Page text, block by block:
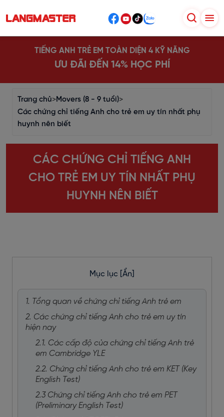
TIẾNG ANH TRẺ EM TOÀN DIỆN 4 KỸ NĂNG
ƯU ĐÃI ĐẾN 14% HỌC PHÍ
Trang chủ>Movers (8 - 9 tuổi)>
Các chứng chỉ tiếng Anh cho trẻ em uy tín nhất phụ
huynh nên biết
CÁC CHỨNG CHỈ TIẾNG ANH
CHO TRẺ EM UY TÍN NHẤT PHỤ
HUYNH NÊN BIẾT
Mục lục [Ẩn]
1. Tổng quan về chứng chỉ tiếng Anh trẻ em
2. Các chứng chỉ tiếng Anh cho trẻ em uy tín
hiện nay
2.1. Các cấp độ của chứng chỉ tiếng Anh trẻ
em Cambridge YLE
2.2. Chứng chỉ tiếng Anh cho trẻ em KET (Key
English Test)
2.3 Chứng chỉ tiếng Anh cho trẻ em PET
(Preliminary English Test)